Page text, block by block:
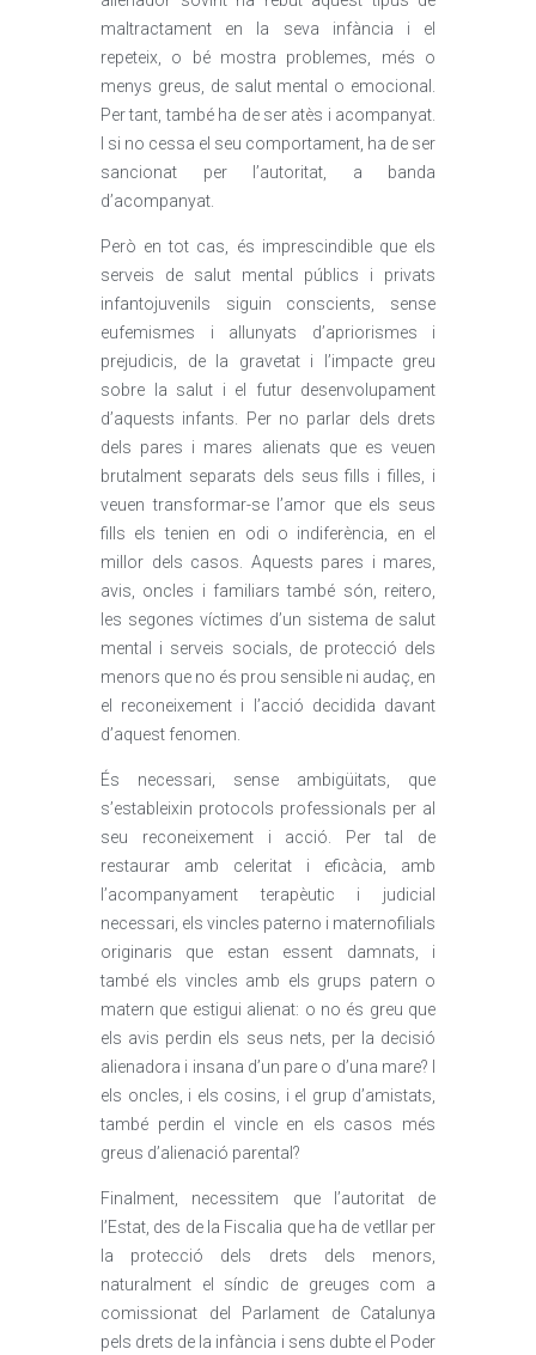
maltractament en la seva infància i el
repeteix, o bé mostra problemes, més o
menys greus, de salut mental o emocional.
Per tant, també ha de ser atès i acompanyat.
I si no cessa el seu comportament, ha de ser
sancionat per l’autoritat, a banda
d’acompanyat.
Però en tot cas, és imprescindible que els
serveis de salut mental públics i privats
infantojuvenils siguin conscients, sense
eufemismes i allunyats d’apriorismes i
prejudicis, de la gravetat i l’impacte greu
sobre la salut i el futur desenvolupament
d’aquests infants. Per no parlar dels drets
dels pares i mares alienats que es veuen
brutalment separats dels seus fills i filles, i
veuen transformar-se l’amor que els seus
fills els tenien en odi o indiferència, en el
millor dels casos. Aquests pares i mares,
avis, oncles i familiars també són, reitero,
les segones víctimes d’un sistema de salut
mental i serveis socials, de protecció dels
menors que no és prou sensible ni audaç, en
el reconeixement i l’acció decidida davant
d’aquest fenomen.
És necessari, sense ambigüitats, que
s’estableixin protocols professionals per al
seu reconeixement i acció. Per tal de
restaurar amb celeritat i eficàcia, amb
l’acompanyament terapèutic i judicial
necessari, els vincles paterno i maternofilials
originaris que estan essent damnats, i
també els vincles amb els grups patern o
matern que estigui alienat: o no és greu que
els avis perdin els seus nets, per la decisió
alienadora i insana d’un pare o d’una mare? I
els oncles, i els cosins, i el grup d’amistats,
també perdin el vincle en els casos més
greus d’alienació parental?
Finalment, necessitem que l’autoritat de
l’Estat, des de la Fiscalia que ha de vetllar per
la protecció dels drets dels menors,
naturalment el síndic de greuges com a
comissionat del Parlament de Catalunya
pels drets de la infància i sens dubte el Poder